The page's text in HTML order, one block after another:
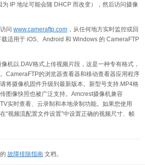
为 IP 地址可能会随 DHCP 而改变），然后访问摄像
问 www.cameraftp.com ，从任何地方实时监控或回
适用于 iOS、Android 和 Windows 的 CameraFTP
机以.DAV格式上传视频片段，这是一种专有格式，
CameraFTP的浏览器查看器和移动查看器应用程序
将摄像机固件升级到最新版本。新型号支持.MP4格
图像快照也被广泛支持。Amcrest摄像机兼容
实时查看、云录制和本地录制功能。如果您使用
“视频流配置文件设置”中设置正确的视频尺寸、帧
故障排除指南 文档。